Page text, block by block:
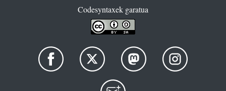
Codesyntaxek garatua